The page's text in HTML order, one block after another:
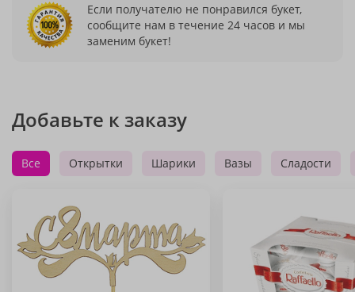
Если получателю не понравился букет,
сообщите нам в течение 24 часов и мы
заменим букет!
Добавьте к заказу
Все Открытки Шарики Вазы Сладости